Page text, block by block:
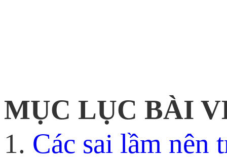
MỤC LỤC BÀI
1. Các sai lầm nên